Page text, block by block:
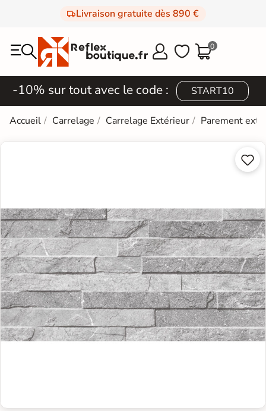
Livraison gratuite dès 890 €
  0
-10% sur tout avec le code : START10
Accueil Carrelage Carrelage Extérieur Parement

